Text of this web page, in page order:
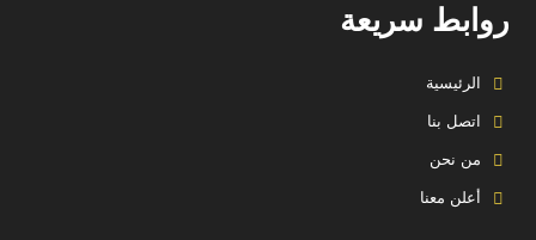
روابط سريعة
الرئيسية
اتصل بنا
من نحن
أعلن معنا